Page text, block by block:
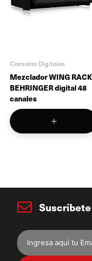
Consolas Digitales
Mezclador WING RACK
BEHRINGER digital 48
canales